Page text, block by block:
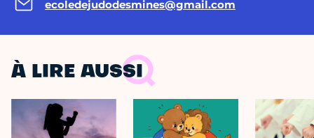
ecoledejudodesmines@gmail.com
À LIRE AUSSI